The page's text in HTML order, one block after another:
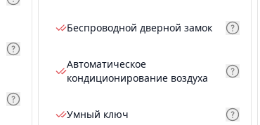
Беспроводной дверной замок
Автоматическое
кондиционирование воздуха
Умный ключ